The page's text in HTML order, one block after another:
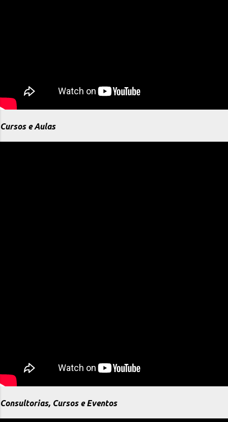
Cursos e Aulas
Consultorias, Cursos e Eventos